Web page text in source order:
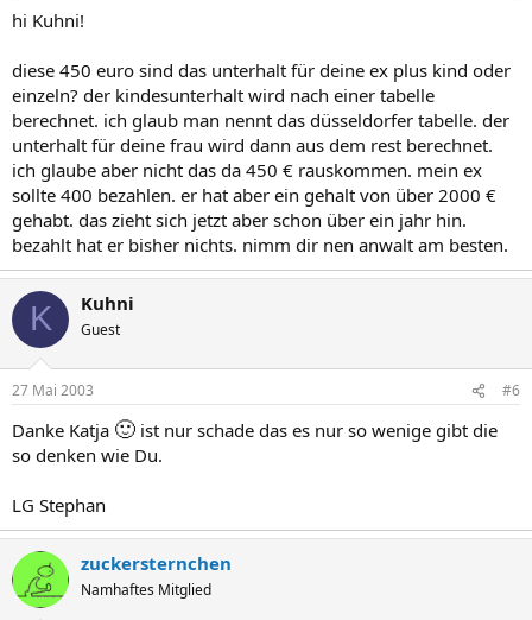
hi Kuhni!
diese 450 euro sind das unterhalt für deine ex plus kind oder
einzeln? der kindesunterhalt wird nach einer tabelle
berechnet. ich glaub man nennt das düsseldorfer tabelle. der
unterhalt für deine frau wird dann aus dem rest berechnet.
ich glaube aber nicht das da 450 € rauskommen. mein ex
sollte 400 bezahlen. er hat aber ein gehalt von über 2000 €
gehabt. das zieht sich jetzt aber schon über ein jahr hin.
bezahlt hat er bisher nichts. nimm dir nen anwalt am besten.
K Kuhni
Guest
27 Mai 2003 #6
Danke Katja 🙂 ist nur schade das es nur so wenige gibt die
so denken wie Du.
LG Stephan
zuckersternchen
Namhaftes Mitglied